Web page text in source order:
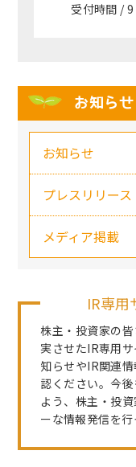
受付時間 / 9
お知らせ
お知らせ
プレスリリース
メディア掲載
IR専用
株主・投資家の
実させたIR専用
知らせやIR関連
認ください。今
よう、株主・投
ーな情報発信を行